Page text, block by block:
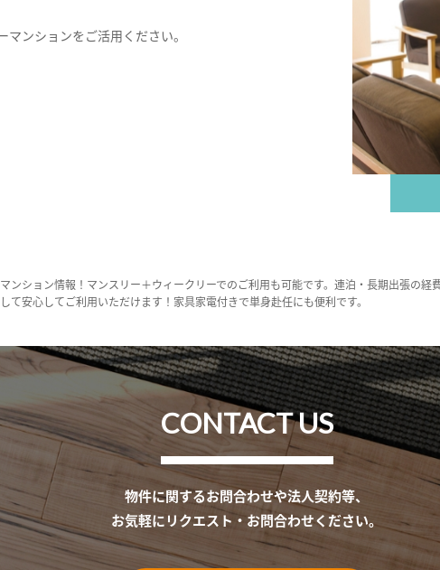
ンションをご活用ください。
ション情報！マンスリー＋ウィークリーでのご利用も可能です。連泊・長期出張の経
安心してご利用いただけます！家具家電付きで単身赴任にも便利です。
CONTACT US
物件に関するお問合わせや法人契約等、
お気軽にリクエスト・お問合わせください。